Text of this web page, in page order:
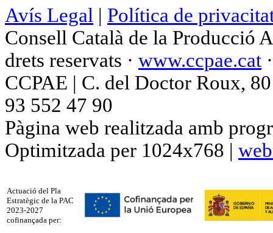
Avís Legal | Política de
Consell Català de la Producció
drets reservats · www.ccpae.cat
CCPAE | C. del Doctor Roux,
93 552 47 90
Pàgina web realitzada amb
Optimitzada per 1024x768 |
Actuació del Pla
Estratègic de la PAC
2023-2027
cofinançada per: